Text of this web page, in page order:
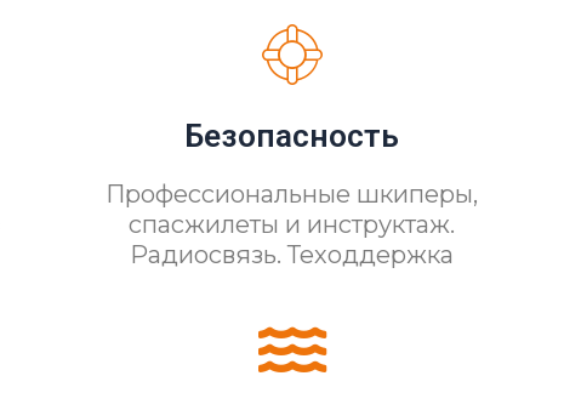
Безопасность
Профессиональные шкиперы,
спасжилеты и инструктаж.
Радиосвязь. Теходдержка